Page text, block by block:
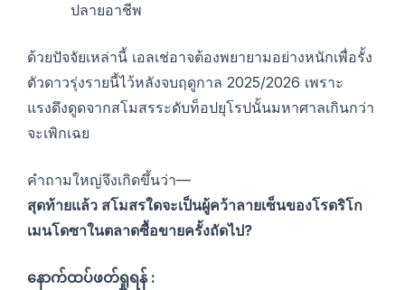
ปลายอาชีพ
ด้วยปัจจัยเหล่านี้ เอลเช่อาจต้องพยายามอย่างหนักเพื่อรั้ง
ตัวดาวรุ่งรายนี้ไว้หลังจบฤดูกาล 2025/2026 เพราะ
แรงดึงดูดจากสโมสรระดับท็อปยุโรปนั้นมหาศาลเกินกว่า
จะเพิกเฉย
คำถามใหญ่จึงเกิดขึ้นว่า—
สุดท้ายแล้ว สโมสรใดจะเป็นผู้คว้าลายเซ็นของโรดริโก
เมนโดซาในตลาดซื้อขายครั้งถัดไป?
နောက်ထပ်ဖတ်ရှုရန် :